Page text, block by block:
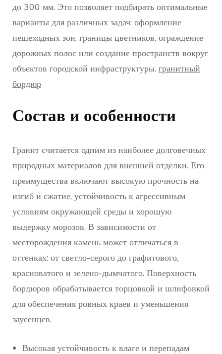
до 300 мм. Это позволяет подбирать оптимальные
варианты для различных задач: оформление
пешеходных зон, границы цветников, ограждение
дорожных полос или создание пространств вокруг
объектов городской инфраструктуры. гранитный
бордюр
Состав и особенности
Гранит считается одним из наиболее долговечных
природных материалов для внешней отделки. Его
преимущества включают высокую прочность на
изгиб и сжатие, устойчивость к агрессивным
условиям окружающей среды и хорошую
выдержку морозов. В зависимости от
месторождения камень может отличаться в
оттенках: от светло-серого до графитового,
красноватого и зелено-дымчатого. Поверхность
бордюров обрабатывается торцовкой и шлифовкой
для обеспечения ровных краев и уменьшения
заусенцев.
Высокая устойчивость к влаге и перепадам